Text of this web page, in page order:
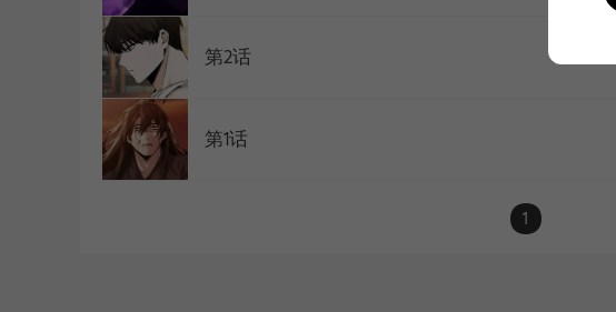
第2话
第1话
1